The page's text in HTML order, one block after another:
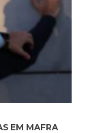
EM MAFRA